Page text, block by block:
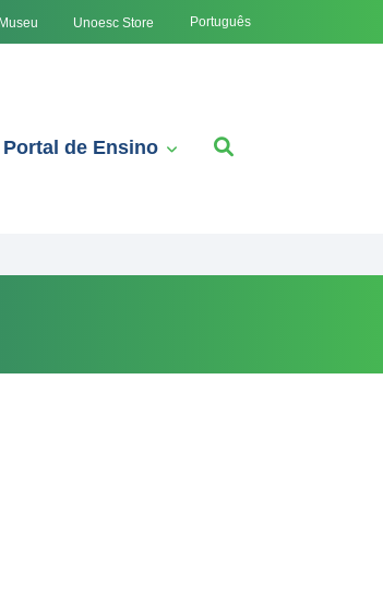
Museu Unoesc Store Português
Portal de Ensino